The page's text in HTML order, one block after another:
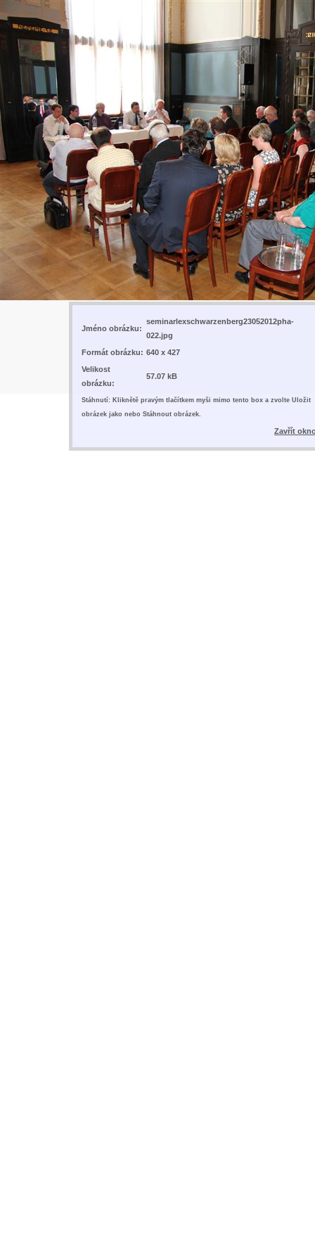
Jméno obrázku:
seminarlexschwarzenberg23052012pha-
022.jpg
Formát obrázku: 640 x 427
Velikost
obrázku:
57.07 kB
Stáhnutí: Kliknětě pravým tlačítkem myši mimo tento box a zvolte Uložit
obrázek jako nebo Stáhnout obrázek.
Zavřít